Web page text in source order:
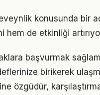
konusunda bir
de etkinliği
başvurmak
birikerek
özgüdür,